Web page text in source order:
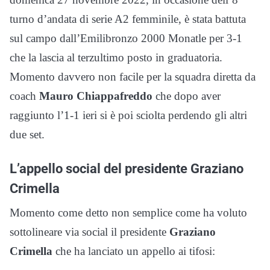
turno d’andata di serie A2 femminile, è stata battuta
sul campo dall’Emilibronzo 2000 Monatle per 3-1
che la lascia al terzultimo posto in graduatoria.
Momento davvero non facile per la squadra diretta da
coach Mauro Chiappafreddo che dopo aver
raggiunto l’1-1 ieri si è poi sciolta perdendo gli altri
due set.
L’appello social del presidente Graziano
Crimella
Momento come detto non semplice come ha voluto
sottolineare via social il presidente Graziano
Crimella che ha lanciato un appello ai tifosi: